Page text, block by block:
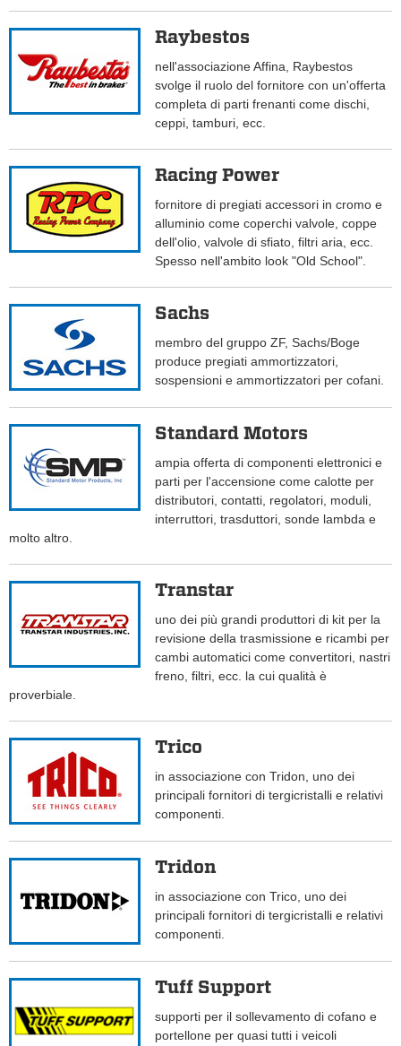
Raybestos
nell'associazione Affina, Raybestos
svolge il ruolo del fornitore con un'offerta
completa di parti frenanti come dischi,
ceppi, tamburi, ecc.
Racing Power
fornitore di pregiati accessori in cromo e
alluminio come coperchi valvole, coppe
dell'olio, valvole di sfiato, filtri aria, ecc.
Spesso nell'ambito look "Old School".
Sachs
membro del gruppo ZF, Sachs/Boge
produce pregiati ammortizzatori,
sospensioni e ammortizzatori per cofani.
Standard Motors
ampia offerta di componenti elettronici e
parti per l'accensione come calotte per
distributori, contatti, regolatori, moduli,
interruttori, trasduttori, sonde lambda e
molto altro.
Transtar
uno dei più grandi produttori di kit per la
revisione della trasmissione e ricambi per
cambi automatici come convertitori, nastri
freno, filtri, ecc. la cui qualità è
proverbiale.
Trico
in associazione con Tridon, uno dei
principali fornitori di tergicristalli e relativi
componenti.
Tridon
in associazione con Trico, uno dei
principali fornitori di tergicristalli e relativi
componenti.
Tuff Support
supporti per il sollevamento di cofano e
portellone per quasi tutti i veicoli